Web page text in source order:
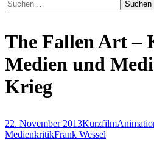
Suchen
nach:
The Fallen Art –
Medien und
Krieg
22. November 2013Kurzfilm
MedienkritikFrank Wessel